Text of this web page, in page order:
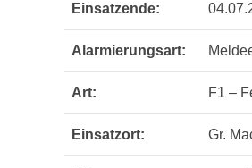
Einsatzende:
Alarmierungsart:
Art: F1 –
Einsatzort: Gr.